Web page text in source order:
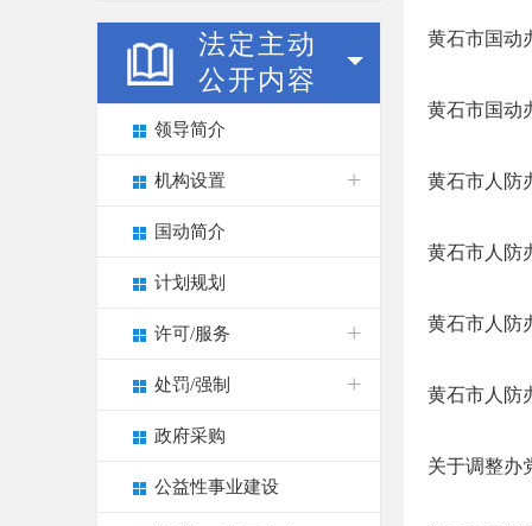
法定主动
公开内容
领导简介
机构设置
国动简介
计划规划
许可/服务
处罚/强制
政府采购
公益性事业建设
黄石市国动
黄石市国动
黄石市人防
黄石市人防
黄石市人防
黄石市人防
关于调整办